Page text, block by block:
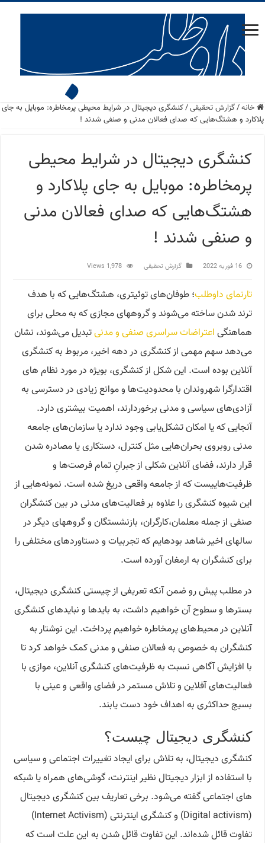
خانه/گزارش تحقیقی/کنشگری دیجیتال در شرایط محیطی پرمخاطره: موبایل به جای
پلاکارد و هشتگ‌هایی که صدای فعالان مدنی و صنفی شدند !
کنشگری دیجیتال در شرایط محیطی
پرمخاطره: موبایل به جای پلاکارد و
هشتگ‌هایی که صدای فعالان مدنی
و صنفی شدند !
16 فوریه 2022 گزارش تحقیقی 1,978 Views
تارنمای داوطلب؛ طوفان‌های توئیتری، هشتگ‌هایی که با هدف
ترند شدن ساخته می‌شوند و گروههای مجازی که به محلی برای
هماهنگی اعتراضات سراسری صنفی و مدنیتبدیل می‌شوند، نشان
می‌دهد سهم مهمی از کنشگری در دهه اخیر، مربوط به کنشگری
آنلاین بوده است. این شکل از کنشگری، بویژه در مورد نظام های
اقتدارگرا شهروندان با محدودیت‌ها و موانع زیادی در دسترسی به
آزادی‌های سیاسی و مدنی برخوردارند، اهمیت بیشتری دارد.
آنجایی که یا امکان تشکل‌یابی وجود ندارد یا سازمان‌های جامعه
مدنی روبروی بحران‌هایی مثل کنترل، دستکاری یا مصادره شدن
قرار دارند، فضای آنلاین شکلی از جبرانِ تمام فرصت‌ها و
ظرفیت‌هاییست که از جامعه واقعی دریغ شده است. نمونه‌هایی از
این شیوه کنشگری را علاوه بر فعالیت‌های مدنی در بین کنشگران
صنفی از جمله معلمان،کارگران، بازنشستگان و گروههای دیگر در
سالهای اخیر شاهد بوده‎ایم که تجربیات و دستاوردهای مختلفی را
برای کنشگران به ارمغان آورده است.
در مطلب پیش رو ضمن آنکه تعریفی از چیستی کنشگری دیجیتال،
بسترها و سطوح آن خواهیم داشت، به بایدها و نبایدهای کنشگری
آنلاین در محیط‌های پرمخاطره خواهیم پرداخت. این نوشتار به
کنشگران به خصوص به فعالان صنفی و مدنی کمک خواهد کرد تا
با افزایش آگاهی نسبت به ظرفیت‌های کنشگری آنلاین، موازی با
فعالیت‌های آفلاین و تلاش مستمر در فضای واقعی و عینی با
بسیج حداکثری به اهداف خود دست یابند.
کنشگری دیجیتال چیست؟
کنشگری دیجیتال، به تلاش برای ایجاد تغییرات اجتماعی و سیاسی
با استفاده از ابزار دیجیتال نظیر اینترنت، گوشی‌های همراه یا شبکه
های اجتماعی گفته می‌شود. برخی تعاریف بین کنشگری دیجیتال
(Digital activism) و کنشگری اینترنتی (Internet Activism)
تفاوت قائل شده‌اند. این تفاوت قائل شدن به این علت است که